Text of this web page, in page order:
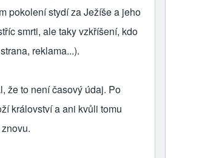
pokolení stydí za Ježíše a jeho
smrti, ale taky vzkříšení, kdo
reklama...).
že to není časový údaj. Po
království a ani kvůli tomu